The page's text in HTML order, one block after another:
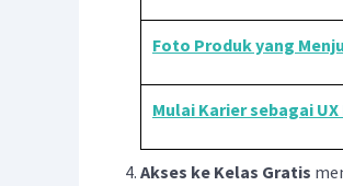
Foto Produk yang
Mulai Karier sebagai
Akses ke Kelas Gratis